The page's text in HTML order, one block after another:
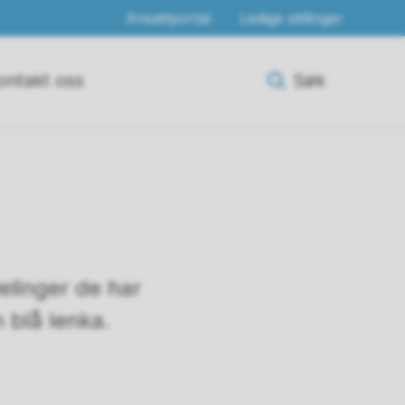
Ansattportal Ledige stillinger
oss Søk
de har
blå lenka.